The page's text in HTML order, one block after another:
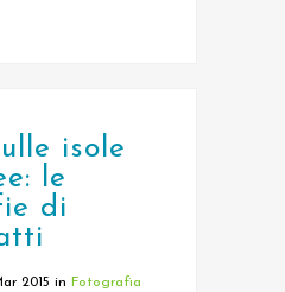
isole
le
di
2015 in Fotografia